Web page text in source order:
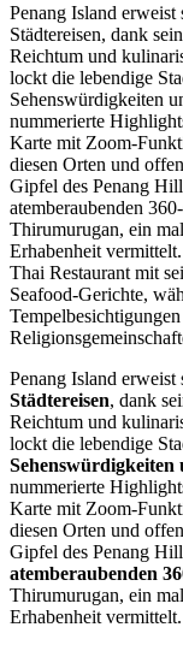
Penang Island erweist
Städtereisen, dank
Reichtum und
lockt die lebendige
Sehenswürdigkeiten
nummerierte
Karte mit Zoom-
diesen Orten und
Gipfel des Penang
atemberaubenden
Thirumurugan, ein
Erhabenheit
Thai Restaurant mit
Seafood-Gerichte,
Penang Island erweist
Städtereisen, dank
Reichtum und
lockt die lebendige
nummerierte
Karte mit Zoom-
diesen Orten und
Gipfel des Penang
atemberaubenden
Thirumurugan, ein
Erhabenheit vermittelt.